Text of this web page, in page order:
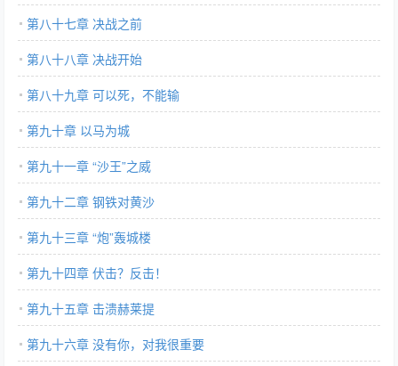
第八十七章 决战之前
第八十八章 决战开始
第八十九章 可以死，不能输
第九十章 以马为城
第九十一章 “沙王”之威
第九十二章 钢铁对黄沙
第九十三章 “炮”轰城楼
第九十四章 伏击？反击！
第九十五章 击溃赫莱提
第九十六章 没有你，对我很重要